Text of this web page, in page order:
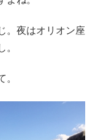
。夜はオリオン座
。
。